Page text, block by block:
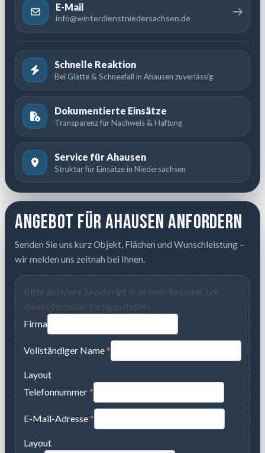
E-Mail
info@winterdienstniedersachsen.de
Schnelle Reaktion
Bei Glätte & Schneefall in Ahausen zuverlässig
Dokumentierte Einsätze
Transparenz für Nachweis & Haftung
Service für Ahausen
Struktur für Einsätze in Niedersachsen
Angebot für Ahausen anfordern
Senden Sie uns kurz Objekt, Flächen und Wunschleistung –
wir melden uns zeitnah bei Ihnen.
Bitte aktiviere JavaScript in deinem Browser, um
dieses Formular fertigzustellen.
Firma
Vollständiger Name*
Layout
Telefonnummer*
E-Mail-Adresse*
Layout